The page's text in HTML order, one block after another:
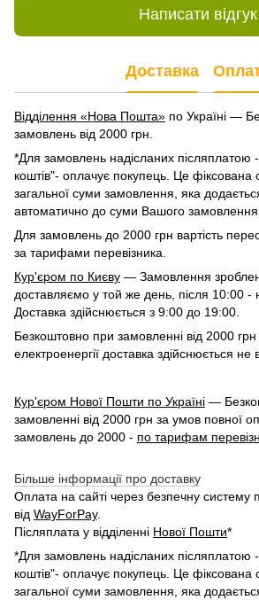
Написати відгук
Доставка
Відділення «Нова Пошта» по Україні —
замовлень від 2000 грн.
*Для замовлень надісланих післяплатою
коштів"- оплачує покупець. Це фіксована
загальної суми замовлення, яка
автоматично до суми Вашого замовлення.
Для замовлень до 2000 грн вартість
за тарифами перевізника.
Кур'єром по Києву — Замовлення
доставляємо у той же день, після 10:00 -
Доставка здійснюється з 9:00 до 19:00.
Безкоштовно при замовленні від 2000
електроенергії доставка здійснюється
Кур'єром Нової Пошти по Україні —
замовленні від 2000 грн за умов повної
замовлень до 2000 - по тарифам
Більше інформації про доставку
Оплата на сайті через безпечну систему
від WayForPay.
Післяплата у відділенні Нової Пошти*
*Для замовлень надісланих післяплатою
коштів"- оплачує покупець. Це фіксована
загальної суми замовлення, яка